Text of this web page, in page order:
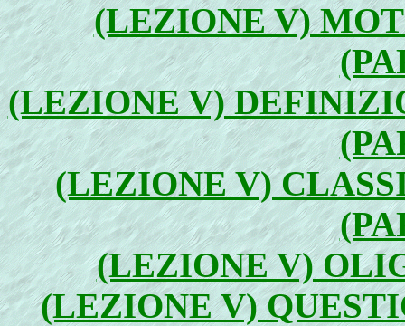
(LEZIONE V)
(LEZIONE V)
(LEZIONE V)
(LEZIONE V)
(LEZIONE V)